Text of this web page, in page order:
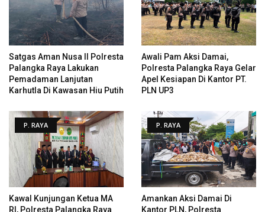
Satgas Aman Nusa II Polresta
Palangka Raya Lakukan
Pemadaman Lanjutan
Karhutla Di Kawasan Hiu Putih
Awali Pam Aksi Damai,
Polresta Palangka Raya Gelar
Apel Kesiapan Di Kantor PT.
PLN UP3
P. RAYA
Kawal Kunjungan Ketua MA
RI, Polresta Palangka Raya
P. RAYA
Amankan Aksi Damai Di
Kantor PLN, Polresta